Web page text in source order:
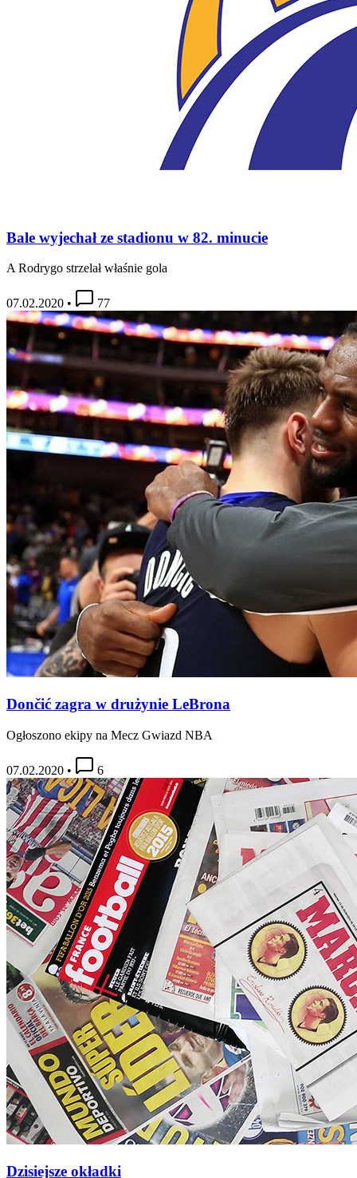
Bale wyjechał ze stadionu w 82. minucie
A Rodrygo strzelał właśnie gola
07.02.2020 • 77
Dončić zagra w drużynie LeBrona
Ogłoszono ekipy na Mecz Gwiazd NBA
07.02.2020 • 6
Dzisiejsze okładki